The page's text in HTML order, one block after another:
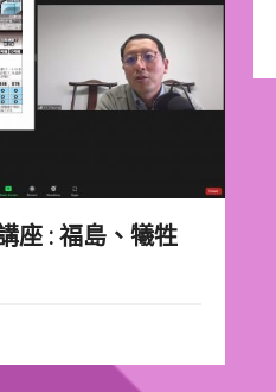
座 : 福島、犧牲